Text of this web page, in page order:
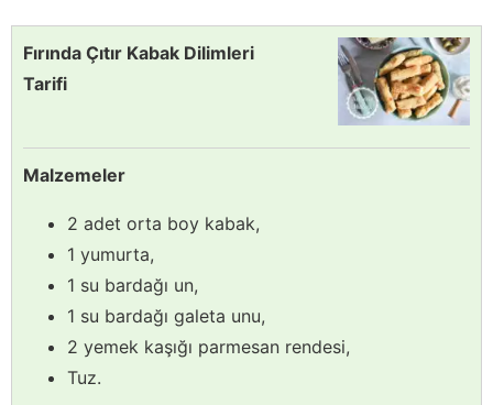
Fırında Çıtır Kabak Dilimleri
Tarifi
Malzemeler
2 adet orta boy kabak,
1 yumurta,
1 su bardağı un,
1 su bardağı galeta unu,
2 yemek kaşığı parmesan rendesi,
Tuz.